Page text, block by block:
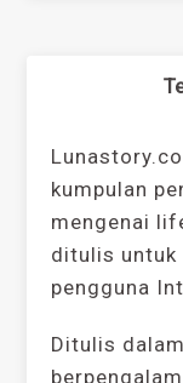
kumpulan
mengenai
ditulis untuk
pengguna
Ditulis